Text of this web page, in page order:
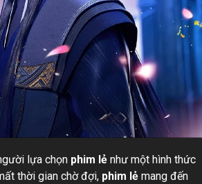
lựa chọn phim lẻ như một hình thức
thời gian chờ đợi, phim lẻ mang đến